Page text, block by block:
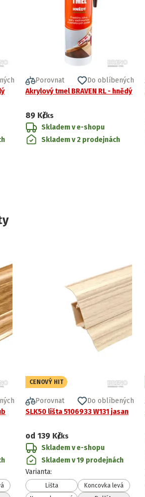
Porovnat
Do oblíbených
Akrylový tmel BRAVEN RL - hnědý
89 Kč/ks
Skladem v e-shopu
Skladem v 2 prodejnách
CENOVÝ HIT
Porovnat
Do oblíbených
SLK50 lišta 5106933 W131 jasan
od 139 Kč/ks
Skladem v e-shopu
Skladem v 19 prodejnách
Varianta:
Lišta
Koncovka levá